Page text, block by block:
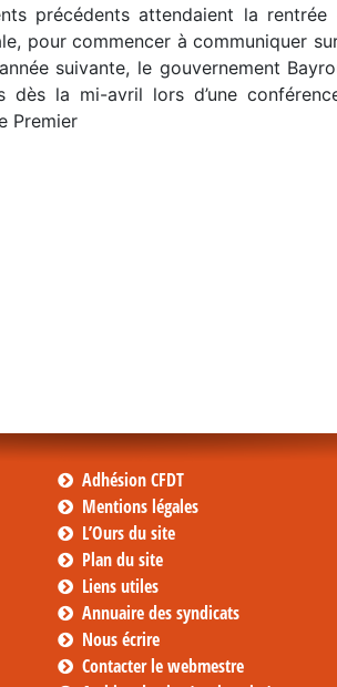
précédents attendaient la
pour commencer à communiquer
suivante, le gouvernement
dès la mi-avril lors d’une
Premier
Adhésion CFDT
Mentions légales
L’Ours du site
Plan du site
Liens utiles
Annuaire des syndicats
Nous écrire
Contacter le webmestre